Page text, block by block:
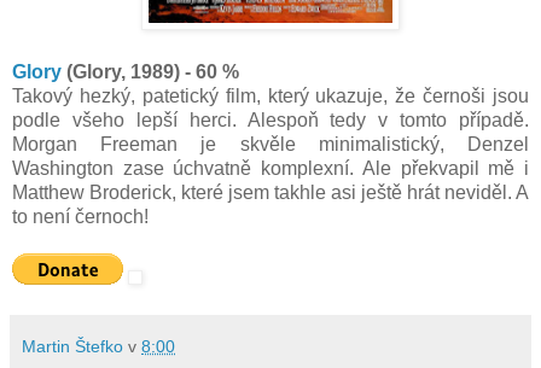
Glory (Glory, 1989) - 60 %
Takový hezký, patetický film, který ukazuje, že černoši jsou
podle všeho lepší herci. Alespoň tedy v tomto případě.
Morgan Freeman je skvěle minimalistický, Denzel
Washington zase úchvatně komplexní. Ale překvapil mě i
Matthew Broderick, které jsem takhle asi ještě hrát neviděl. A
to není černoch!
Martin Štefko v 8:00